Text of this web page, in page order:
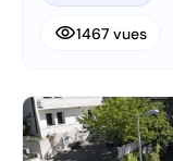
visibility1467 vues